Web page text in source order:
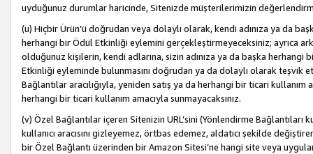
uyduğunuz durumlar haricinde, Sitenizde müşterilerimizin
(u) Hiçbir Ürün’ü doğrudan veya dolaylı olarak, kendi adınıza ya da
herhangi bir Ödül Etkinliği eylemini gerçekleştirmeyeceksiniz; ayrıca
olduğunuz kişilerin, kendi adlarına, sizin adınıza ya da başka herhangi
Etkinliği eyleminde bulunmasını doğrudan ya da dolaylı olarak teşvik
Bağlantılar aracılığıyla, yeniden satış ya da herhangi bir ticari
herhangi bir ticari kullanım amacıyla sunmayacaksınız.
(v) Özel Bağlantılar içeren Sitenizin URL’sini (Yönlendirme Bağlantıları
kullanıcı aracısını gizleyemez, örtbas edemez, aldatıcı şekilde
bir Özel Bağlantı üzerinden bir Amazon Sitesi’ne hangi site veya